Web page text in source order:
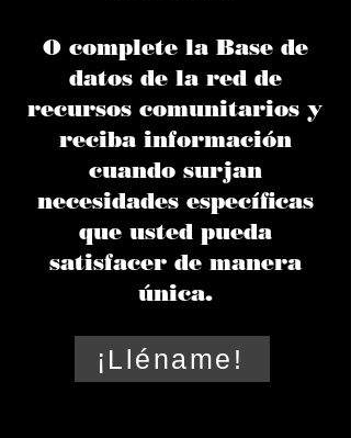
O complete la Base de
datos de la red de
recursos comunitarios y
reciba información
cuando surjan
necesidades específicas
que usted pueda
satisfacer de manera
única.
¡Lléname!